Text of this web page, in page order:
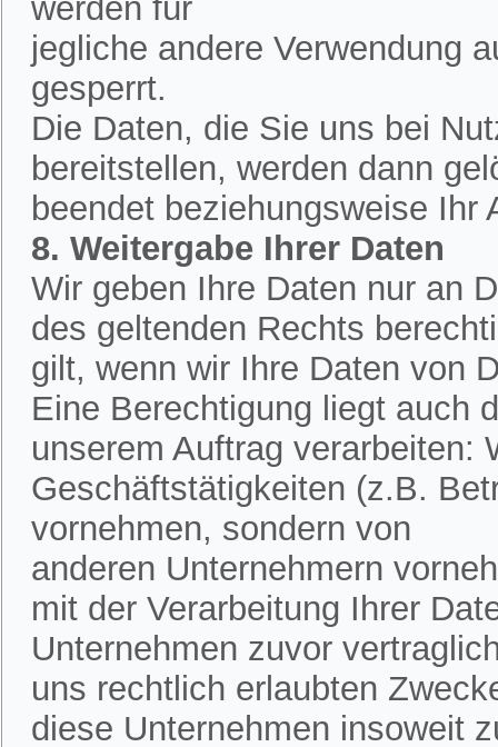
werden für
jegliche andere Verwendung
gesperrt.
Die Daten, die Sie uns bei
bereitstellen, werden dann
beendet beziehungsweise
8. Weitergabe Ihrer Daten
Wir geben Ihre Daten nur an
des geltenden Rechts
gilt, wenn wir Ihre Daten von
Eine Berechtigung liegt auch
unserem Auftrag verarbeiten:
Geschäftstätigkeiten (z.B.
vornehmen, sondern von
anderen Unternehmern
mit der Verarbeitung Ihrer
Unternehmen zuvor
uns rechtlich erlaubten
diese Unternehmen insoweit